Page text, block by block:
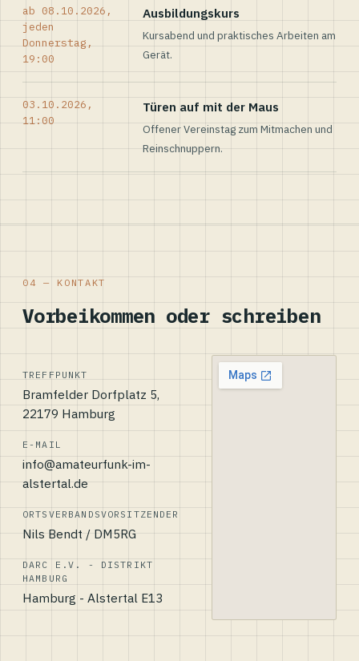
ab 08.10.2026,
jeden
Donnerstag,
19:00
Ausbildungskurs
Kursabend und praktisches Arbeiten am
Gerät.
03.10.2026,
11:00
Türen auf mit der Maus
Offener Vereinstag zum Mitmachen und
Reinschnuppern.
04 — KONTAKT
Vorbeikommen oder schreiben
TREFFPUNKT
Bramfelder Dorfplatz 5,
22179 Hamburg
E-MAIL
info@amateurfunk-im-
alstertal.de
ORTSVERBANDSVORSITZENDER
Nils Bendt / DM5RG
DARC E.V. - DISTRIKT
HAMBURG
Hamburg - Alstertal E13